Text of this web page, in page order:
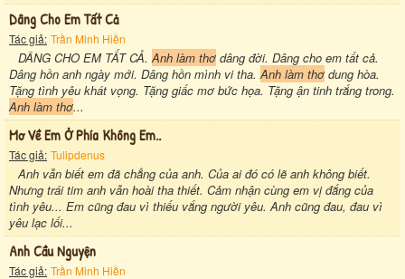
Dâng Cho Em Tất Cả
Tác giả: Trần Minh Hiền
DÂNG CHO EM TẤT CẢ. Anh làm thơ dâng đời. Dâng cho em tất cả.
Dâng hồn anh ngày mới. Dâng hồn mình vi tha. Anh làm thơ dung hòa.
Tặng tình yêu khát vọng. Tặng giấc mơ bức họa. Tặng ận tinh trắng trong.
Anh làm thơ...
Mơ Về Em Ở Phía Không Em..
Tác giả: Tulipdenus
Anh vẫn biết em đã chẳng của anh. Của ai đó có lẽ anh không biết.
Nhưng trái tim anh vẫn hoài tha thiết. Cảm nhận cùng em vị đắng của
tình yêu... Em cũng đau vì thiếu vắng người yêu. Anh cũng đau, đau vì
yêu lạc lối...
Anh Cầu Nguyện
Tác giả: Trần Minh Hiền